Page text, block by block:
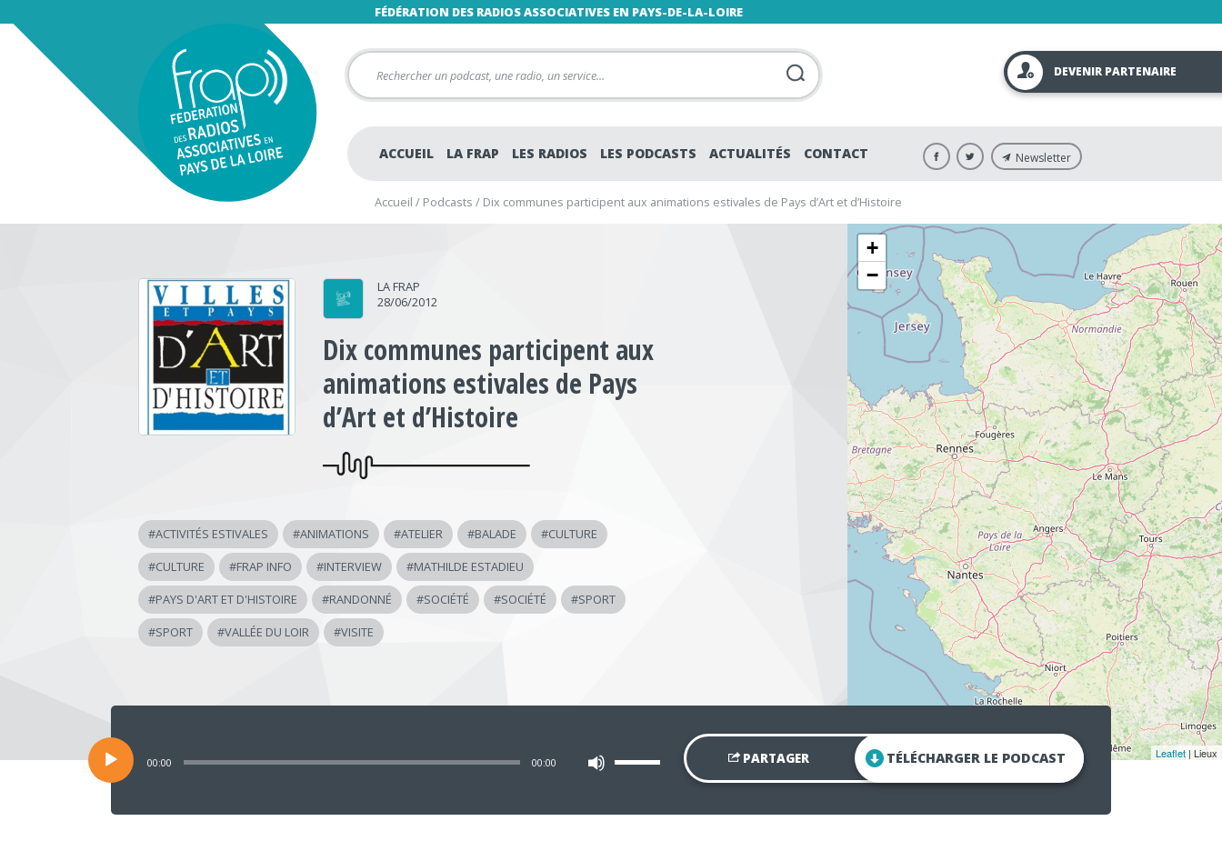
FÉDÉRATION DES RADIOS ASSOCIATIVES EN PAYS-DE-LA-LOIRE
DEVENIR PARTENAIRE
ACCUEIL LA FRAP LES RADIOS LES PODCASTS ACTUALITÉS CONTACT Newsletter
Accueil / Podcasts / Dix communes participent aux animations estivales de Pays d’Art et d’Histoire
LA FRAP
28/06/2012
Dix communes participent aux
animations estivales de Pays
d’Art et d’Histoire
#ACTIVITÉS ESTIVALES #ANIMATIONS #ATELIER #BALADE #CULTURE
#CULTURE #FRAP INFO #INTERVIEW #MATHILDE ESTADIEU
#PAYS D'ART ET D'HISTOIRE #RANDONNÉ #SOCIÉTÉ #SOCIÉTÉ #SPORT
#SPORT #VALLÉE DU LOIR #VISITE
+
−
Leaflet | Lieux
Lecteur
00:00 00:00 les
pour
PARTAGER TÉLÉCHARGER LE PODCAST